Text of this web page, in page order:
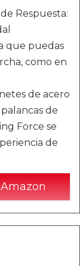
Respuesta:
que puedas
como en
de acero
de
Force se
de